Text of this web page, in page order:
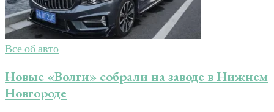
Все об авто
Новые «Волги» собрали на заводе в Нижнем
Новгороде